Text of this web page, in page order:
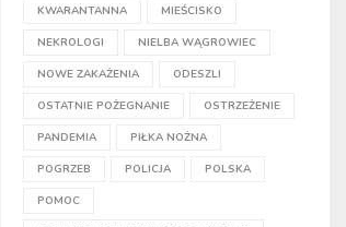
KWARANTANNA MIEŚCISKO
NEKROLOGI NIELBA WĄGROWIEC
NOWE ZAKAŻENIA ODESZLI
OSTATNIE POŻEGNANIE OSTRZEŻENIE
PANDEMIA PIŁKA NOŻNA
POGRZEB POLICJA POLSKA
POMOC